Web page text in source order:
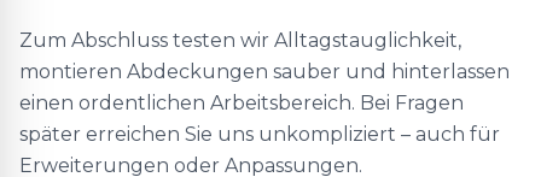
Zum Abschluss testen wir Alltagstauglichkeit,
montieren Abdeckungen sauber und hinterlassen
einen ordentlichen Arbeitsbereich. Bei Fragen
später erreichen Sie uns unkompliziert – auch für
Erweiterungen oder Anpassungen.